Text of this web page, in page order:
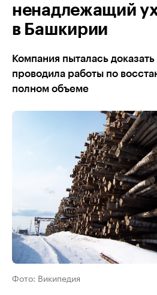
ненадлежащий
в Башкирии
Компания пыталась доказать
проводила работы по
полном объеме
Фото: Википедия